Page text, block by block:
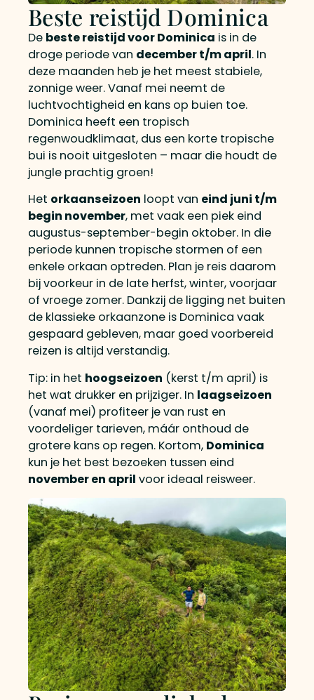
Beste reistijd Dominica
De beste reistijd voor Dominica is in de
droge periode van december t/m april. In
deze maanden heb je het meest stabiele,
zonnige weer. Vanaf mei neemt de
luchtvochtigheid en kans op buien toe.
Dominica heeft een tropisch
regenwoudklimaat, dus een korte tropische
bui is nooit uitgesloten – maar die houdt de
jungle prachtig groen!
Het orkaanseizoen loopt van eind juni t/m
begin november, met vaak een piek eind
augustus-september-begin oktober. In die
periode kunnen tropische stormen of een
enkele orkaan optreden. Plan je reis daarom
bij voorkeur in de late herfst, winter, voorjaar
of vroege zomer. Dankzij de ligging net buiten
de klassieke orkaanzone is Dominica vaak
gespaard gebleven, maar goed voorbereid
reizen is altijd verstandig.
Tip: in het hoogseizoen (kerst t/m april) is
het wat drukker en prijziger. In laagseizoen
(vanaf mei) profiteer je van rust en
voordeliger tarieven, máár onthoud de
grotere kans op regen. Kortom, Dominica
kun je het best bezoeken tussen eind
november en april voor ideaal reisweer.